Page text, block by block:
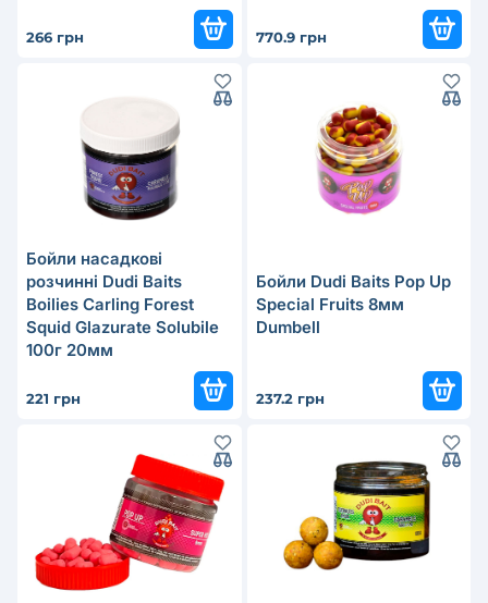
266 грн 770.9 грн
Бойли насадкові
розчинні Dudi Baits
Boilies Carling Forest
Squid Glazurate Solubile
100г 20мм
221 грн
Бойли Dudi Baits Pop Up
Special Fruits 8мм
Dumbell
237.2 грн